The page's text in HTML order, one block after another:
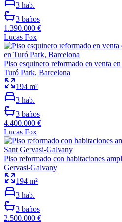
3 hab.
3 baños
1.390.000 €
Lucas Fox
Piso esquinero reformado en venta
Turó Park, Barcelona
194 m²
3 hab.
3 baños
4.400.000 €
Lucas Fox
Piso reformado con habitaciones
Gervasi-Galvany
194 m²
3 hab.
3 baños
2.500.000 €